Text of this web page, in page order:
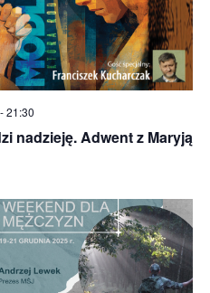
nadzieję. Adwent z Maryją
-21:30